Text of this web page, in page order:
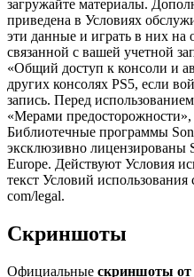
загружайте материалы.
приведена в Условиях
эти данные и играть в них на
связанной с вашей учетной
«Общий доступ к консоли и
других консолях PS5, если
запись. Перед
«Мерами
Библиотечные программы
эксклюзивно лицензированы
Europe. Действуют Условия
текст Условий использования
com/legal.
Скриншоты
Официальные скриншоты от